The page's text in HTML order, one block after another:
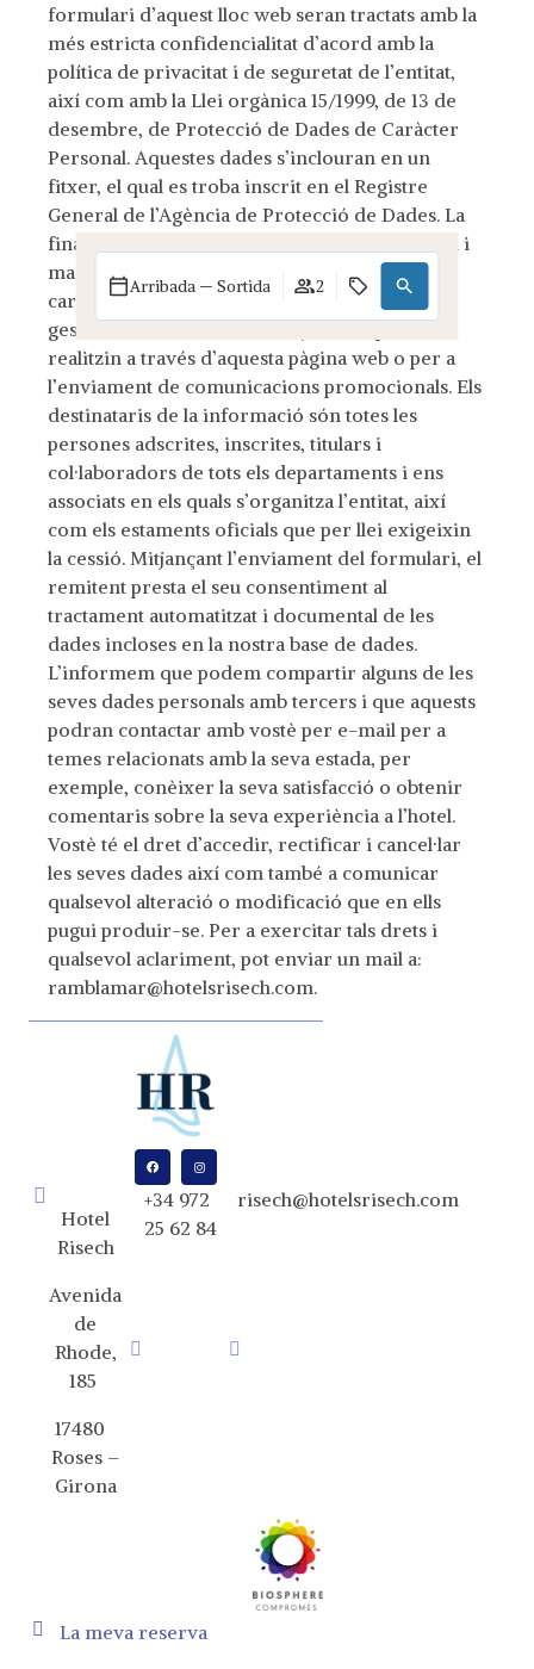
Arribada — Sortida 2
formulari d’aquest lloc web seran tractats amb la
més estricta confidencialitat d’acord amb la
política de privacitat i de seguretat de l’entitat,
així com amb la Llei orgànica 15/1999, de 13 de
desembre, de Protecció de Dades de Caràcter
Personal. Aquestes dades s’inclouran en un
fitxer, el qual es troba inscrit en el Registre
General de l’Agència de Protecció de Dades. La
finalitat principal de la seva creació, existència i
manteniment és el tractament de les dades de
caràcter personal amb la finalitat de poder
gestionar les reserves d’allotjament que es
realitzin a través d’aquesta pàgina web o per a
l’enviament de comunicacions promocionals. Els
destinataris de la informació són totes les
persones adscrites, inscrites, titulars i
col·laboradors de tots els departaments i ens
associats en els quals s’organitza l’entitat, així
com els estaments oficials que per llei exigeixin
la cessió. Mitjançant l’enviament del formulari, el
remitent presta el seu consentiment al
tractament automatitzat i documental de les
dades incloses en la nostra base de dades.
L’informem que podem compartir alguns de les
seves dades personals amb tercers i que aquests
podran contactar amb vostè per e-mail per a
temes relacionats amb la seva estada, per
exemple, conèixer la seva satisfacció o obtenir
comentaris sobre la seva experiència a l’hotel.
Vostè té el dret d’accedir, rectificar i cancel·lar
les seves dades així com també a comunicar
qualsevol alteració o modificació que en ells
pugui produir-se. Per a exercitar tals drets i
qualsevol aclariment, pot enviar un mail a:
ramblamar@hotelsrisech.com.
Hotel
Risech
Avenida
de
Rhode,
185
17480
Roses –
Girona
+34 972
25 62 84
risech@hotelsrisech.com
La meva reserva